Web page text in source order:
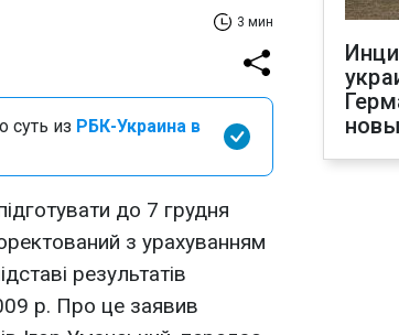
3 мин
суть из РБК-Украина в
до 7 грудня
з урахуванням
результатів
р. Про це заявив